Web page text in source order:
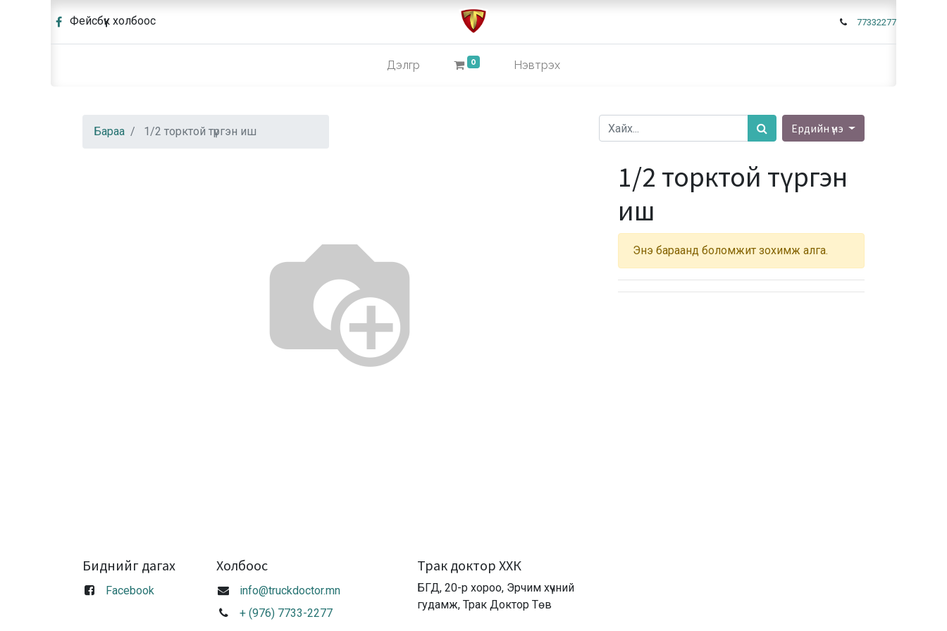
Фейсбүүк холбоос 77332277
Дэлгүүр 0 Нэвтрэх
Бараа 1/2 торктой түргэн иш Ердийн үнэ
1/2 торктой түргэн
иш
Энэ бараанд боломжит зохимж алга.
Биднийг дагах
Facebook
Холбоос
info@truckdoctor.mn
+ (976) 7733-2277
Трак доктор ХХК
БГД, 20-р хороо, Эрчим хүчний
гудамж, Трак Доктор Төв